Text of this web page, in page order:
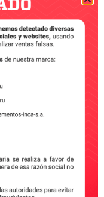
Marzo del
sobre el uso
como
General del
Ltd.
y características
de